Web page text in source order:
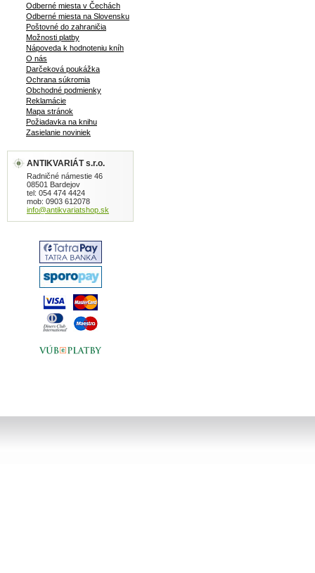
Odberné miesta v Čechách
Odberné miesta na Slovensku
Poštovné do zahraničia
Možnosti platby
Nápoveda k hodnoteniu kníh
O nás
Darčeková poukážka
Ochrana súkromia
Obchodné podmienky
Reklamácie
Mapa stránok
Požiadavka na knihu
Zasielanie noviniek
ANTIKVARIÁT s.r.o.
Radničné námestie 46
08501 Bardejov
tel: 054 474 4424
mob: 0903 612078
info@antikvariatshop.sk